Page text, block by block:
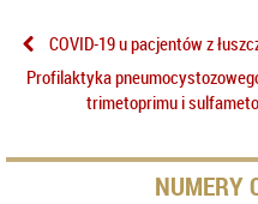
COVID-19 u pacjentów z
Profilaktyka
trimetoprimu i
NUMERY